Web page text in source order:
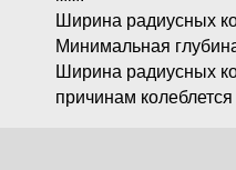
Ширина радиусных
Минимальная
Ширина радиусных
причинам